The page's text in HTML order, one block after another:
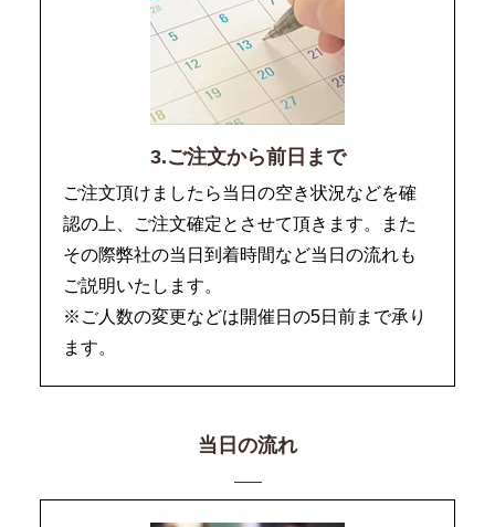
3.ご注文から前日まで
ご注文頂けましたら当日の空き状況などを確
認の上、ご注文確定とさせて頂きます。また
その際弊社の当日到着時間など当日の流れも
ご説明いたします。
※ご人数の変更などは開催日の5日前まで承り
ます。
当日の流れ